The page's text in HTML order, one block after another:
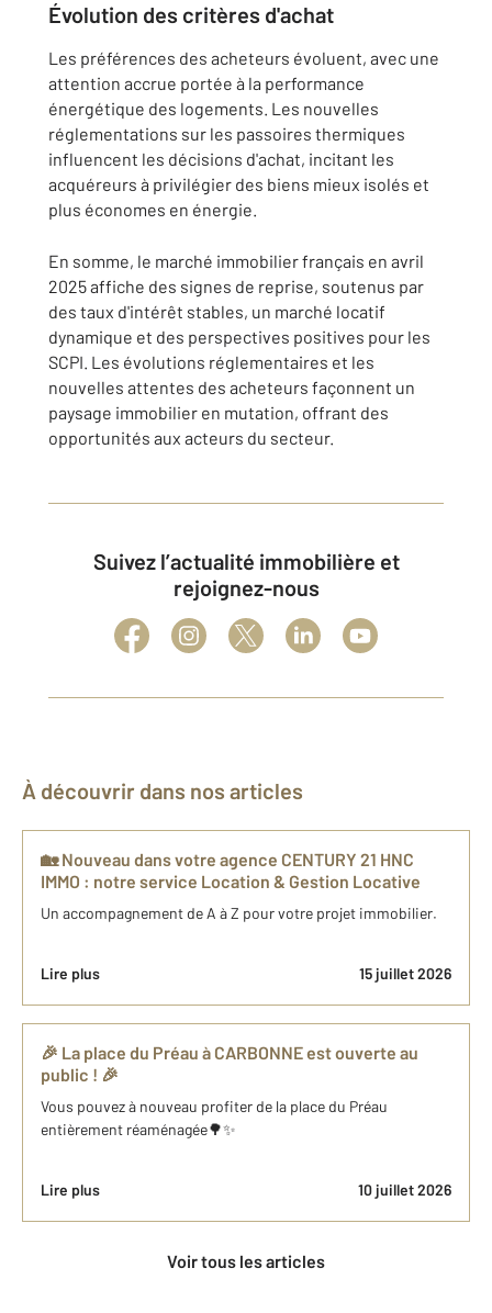
Évolution des critères d'achat
Les préférences des acheteurs évoluent, avec une
attention accrue portée à la performance
énergétique des logements. Les nouvelles
réglementations sur les passoires thermiques
influencent les décisions d'achat, incitant les
acquéreurs à privilégier des biens mieux isolés et
plus économes en énergie.
En somme, le marché immobilier français en avril
2025 affiche des signes de reprise, soutenus par
des taux d'intérêt stables, un marché locatif
dynamique et des perspectives positives pour les
SCPI. Les évolutions réglementaires et les
nouvelles attentes des acheteurs façonnent un
paysage immobilier en mutation, offrant des
opportunités aux acteurs du secteur.
Suivez l’actualité immobilière et
rejoignez-nous
À découvrir dans nos articles
🏡 Nouveau dans votre agence CENTURY 21 HNC
IMMO : notre service Location & Gestion Locative
Un accompagnement de A à Z pour votre projet immobilier.
Lire plus 15 juillet 2026
🎉 La place du Préau à CARBONNE est ouverte au
public ! 🎉
Vous pouvez à nouveau profiter de la place du Préau
entièrement réaménagée🌳✨
Lire plus 10 juillet 2026
Voir tous les articles